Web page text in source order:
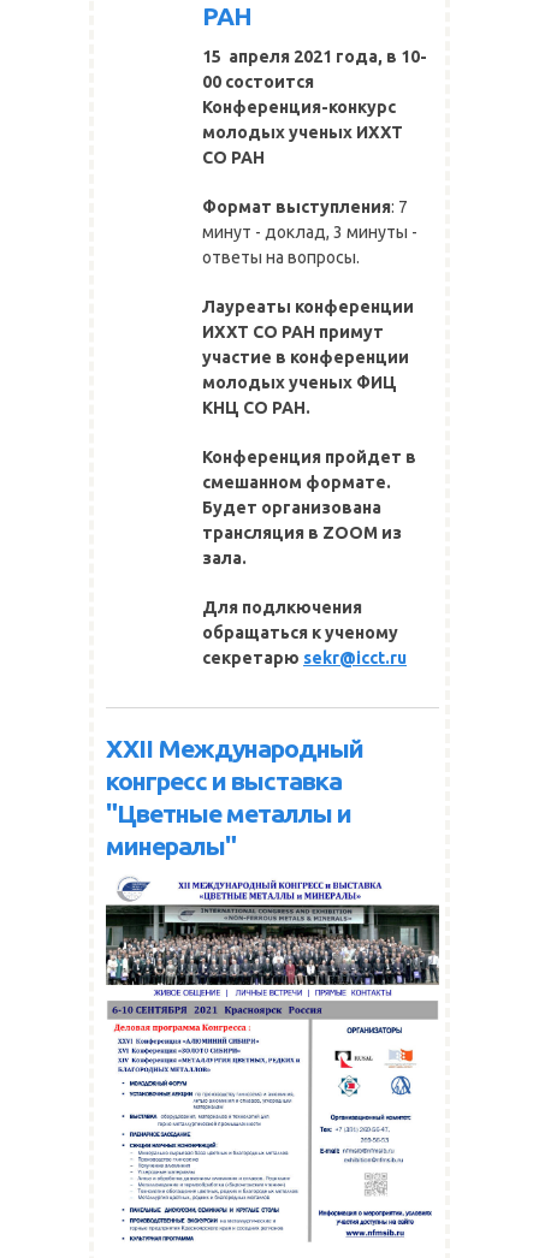
РАН
15 апреля 2021 года, в 10-
00 состоится
Конференция-конкурс
молодых ученых ИХХТ
СО РАН
Формат выступления: 7
минут - доклад, 3 минуты -
ответы на вопросы.
Лауреаты конференции
ИХХТ СО РАН примут
участие в конференции
молодых ученых ФИЦ
КНЦ СО РАН.
Конференция пройдет в
смешанном формате.
Будет организована
трансляция в ZOOM из
зала.
Для подлкючения
обращаться к ученому
секретарю sekr@icct.ru
XXII Международный
конгресс и выставка
"Цветные металлы и
минералы"